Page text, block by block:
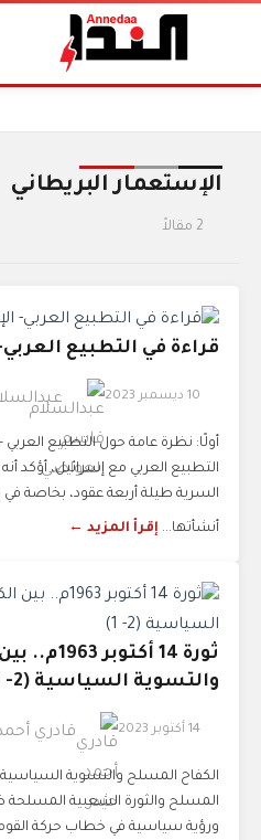
الإستعمار البريطاني
2 مقالاً
قراءة في التطبيع
10 ديسمبر 2023
أولًا: نظرة عامة حول التطبيع
التطبيع العربي مع إسرائيل، أؤكد أنه
السرية طيلة أربعة عقود، بخاصة في
أنشأتها... إقرأ المزيد ←
ثورة 14
والتسوية السياسية (2- 1)
14 أكتوبر 2023 قادري
الكفاح المسلح والتسوية
المسلح والثورة الشعبية المسلحة
ورؤية سياسية في خطاب حركة